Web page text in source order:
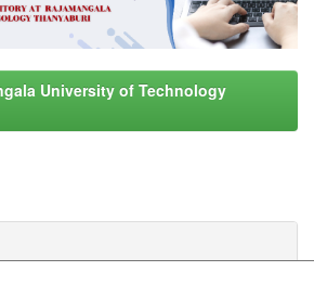
University of Technology